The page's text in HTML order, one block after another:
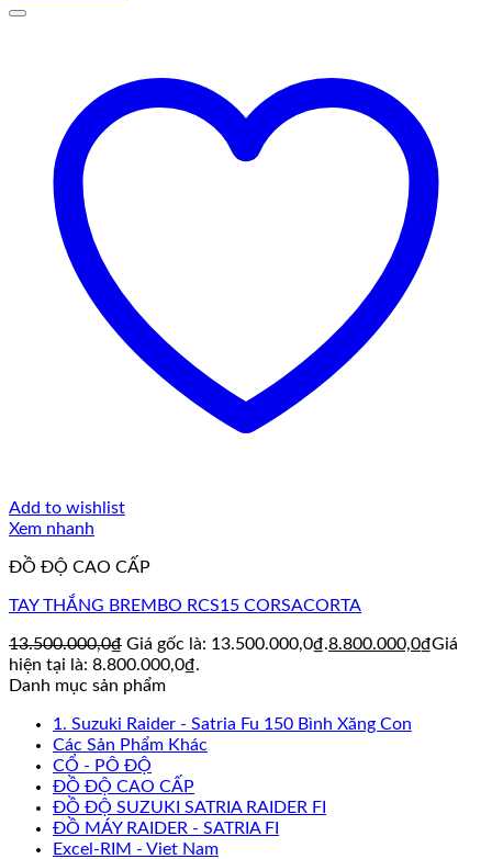
Add to wishlist
Xem nhanh
ĐỒ ĐỘ CAO CẤP
TAY THẮNG BREMBO RCS15 CORSACORTA
13.500.000,0₫ Giá gốc là: 13.500.000,0₫.8.800.000,0₫Giá
hiện tại là: 8.800.000,0₫.
Danh mục sản phẩm
1. Suzuki Raider - Satria Fu 150 Bình Xăng Con
Các Sản Phẩm Khác
CỔ - PÔ ĐỘ
ĐỒ ĐỘ CAO CẤP
ĐỒ ĐỘ SUZUKI SATRIA RAIDER FI
ĐỒ MÁY RAIDER - SATRIA FI
Excel-RIM - Viet Nam